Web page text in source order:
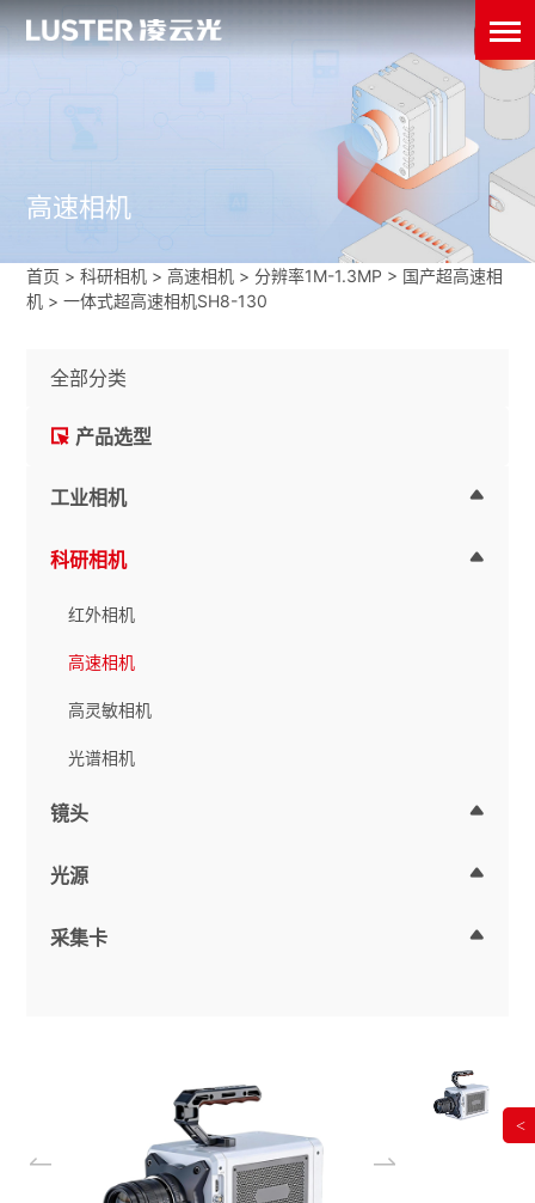
高速相机
首页 >科研相机 >高速相机 >分辨率1M-1.3MP > 国产超高速相
机 >一体式超高速相机SH8-130
全部分类
产品选型
工业相机
科研相机
红外相机
高速相机
高灵敏相机
光谱相机
镜头
光源
采集卡
<